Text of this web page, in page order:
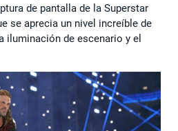
de pantalla de la Superstar
se aprecia un nivel increíble de
iluminación de escenario y el